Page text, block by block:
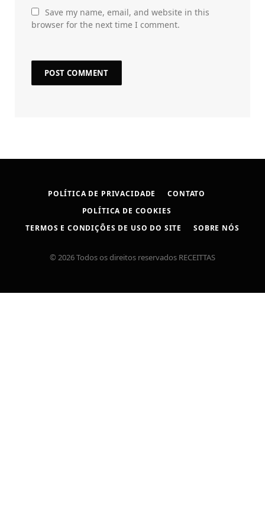
Save my name, email, and website in this
browser for the next time I comment.
POLÍTICA DE PRIVACIDADE
CONTATO
POLÍTICA DE COOKIES
TERMOS E CONDIÇÕES DE USO DO SITE
SOBRE NÓS
© 2026 Todos os direitos reservados RECEITTAS